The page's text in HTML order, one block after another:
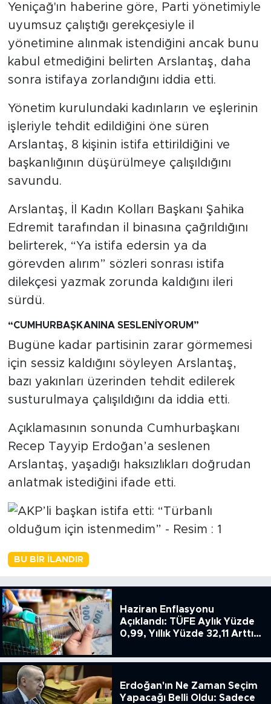
Yeniçağ'ın haberine göre, Parti yönetimiyle
uyumsuz çalıştığı gerekçesiyle il
yönetimine alınmak istendiğini ancak bunu
kabul etmediğini belirten Arslantaş, daha
sonra istifaya zorlandığını iddia etti.
Yönetim kurulundaki kadınların ve eşlerinin
işleriyle tehdit edildiğini öne süren
Arslantaş, 8 kişinin istifa ettirildiğini ve
başkanlığının düşürülmeye çalışıldığını
savundu.
Arslantaş, İl Kadın Kolları Başkanı Şahika
Edremit tarafından il binasına çağrıldığını
belirterek, “Ya istifa edersin ya da
görevden alırım” sözleri sonrası istifa
dilekçesi yazmak zorunda kaldığını ileri
sürdü.
“CUMHURBAŞKANINA SESLENİYORUM”
Bugüne kadar partisinin zarar görmemesi
için sessiz kaldığını söyleyen Arslantaş,
bazı yakınları üzerinden tehdit edilerek
susturulmaya çalışıldığını da iddia etti.
Açıklamasının sonunda Cumhurbaşkanı
Recep Tayyip Erdoğan’a seslenen
Arslantaş, yaşadığı haksızlıkları doğrudan
anlatmak istediğini ifade etti.
BU BIR İLANDIR
Haziran Enflasyonu
Açıklandı: TÜFE Aylık Yüzde
0,99, Yıllık Yüzde 32,11 Arttı,
51.49
Erdoğan'ın Ne Zaman Seçim
Yapacağı Belli Oldu: Sadece